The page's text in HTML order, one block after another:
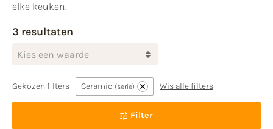
elke keuken.
3 resultaten
Kies een waarde
Gekozen filters Ceramic serie Wis alle filters
Filter